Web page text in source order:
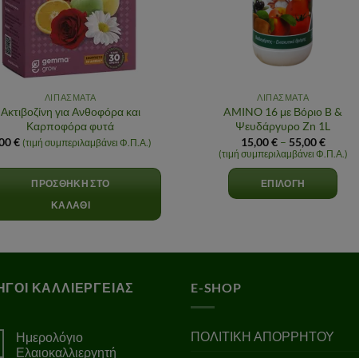
ΛΙΠΑΣΜΑΤΑ
Ακτιβοζίνη για Ανθοφόρα και
Καρποφόρα φυτά
€ (τιμή συμπεριλαμβάνει Φ.Π.Α.)
ΠΡΟΣΘΉΚΗ ΣΤΟ
ΚΑΛΆΘΙ
ΛΙΠΑΣΜΑΤΑ
AMINO 16 με Βόριο B &
Ψευδάργυρο Zn 1L
15,00€ – 55,00€Price
range:
15,00 €
through
(τιμή συμπεριλαμβάνει Φ.Π.Α.)
ΕΠΙΛΟΓΉ
Οι
ΚΑΛΛΙΕΡΓΕΙΑΣ
Ημερολόγιο
Ελαιοκαλλιεργητή
E-SHOP
ΠΟΛΙΤΙΚΗ ΑΠΟΡΡΗΤΟΥ